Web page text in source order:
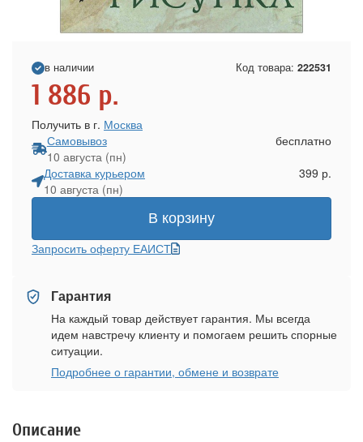
в наличии Код товара: 222531
1 886 р.
Получить в г. Москва
Самовывоз
10 августа (пн)
бесплатно
Доставка курьером
10 августа (пн)
399 р.
В корзину
Запросить оферту ЕАИСТ
Гарантия
На каждый товар действует гарантия. Мы всегда
идем навстречу клиенту и помогаем решить спорные
ситуации.
Подробнее о гарантии, обмене и возврате
Описание